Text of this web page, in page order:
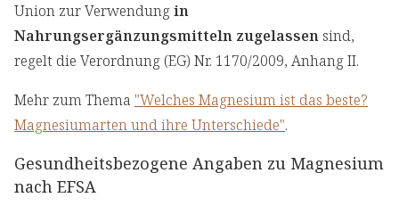
Union zur Verwendungin
Nahrungsergänzungsmitteln zugelassen sind,
regelt die Verordnung (EG) Nr. 1170/2009, Anhang II.
Mehr zum Thema "Welches Magnesium ist das beste?
Magnesiumarten und ihre Unterschiede".
Gesundheitsbezogene Angaben zu Magnesium
nach EFSA